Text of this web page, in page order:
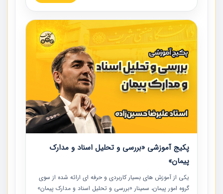
مدارک پیمان به همراه تجربیات عملی ارائه شده است.
پکیج آموزشی «بررسی و تحلیل اسناد و مدارک
پیمان»
یکی از آموزش‏‏‏‏‏‏ های بسیار کاربردی و حرفه‏ ای ارائه شده از سوی
گروه امور پیمان، سمینار «بررسی و تحلیل اسناد و مدارک پیمان»